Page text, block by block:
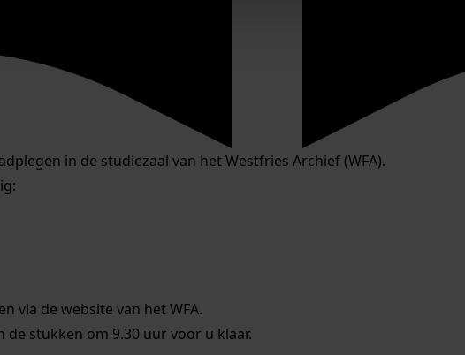
in de studiezaal van het Westfries Archief (WFA).
via de website van het WFA.
stukken om 9.30 uur voor u klaar.